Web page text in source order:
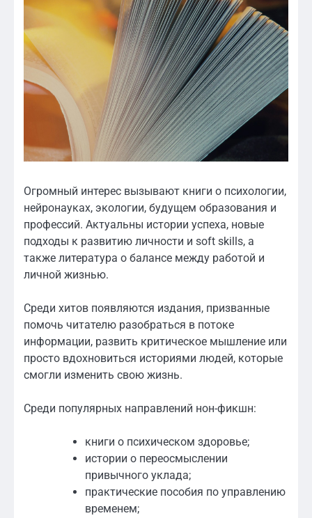
Огромный интерес вызывают книги о психологии,
нейронауках, экологии, будущем образования и
профессий. Актуальны истории успеха, новые
подходы к развитию личности и soft skills, а
также литература о балансе между работой и
личной жизнью.
Среди хитов появляются издания, призванные
помочь читателю разобраться в потоке
информации, развить критическое мышление или
просто вдохновиться историями людей, которые
смогли изменить свою жизнь.
Среди популярных направлений нон-фикшн:
книги о психическом здоровье;
истории о переосмыслении
привычного уклада;
практические пособия по управлению
временем;